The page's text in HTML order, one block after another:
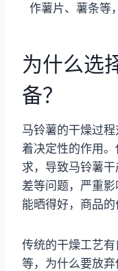
作薯片、薯条等
为什么选
备？
马铃薯的干燥过
着决定性的作用
求，导致马铃薯
差等问题，严重
能晒得好，商品的
传统的干燥工艺
等，为什么要放